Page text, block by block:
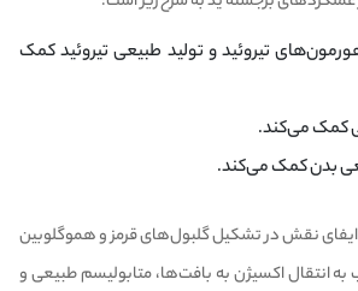
تیروئید و تولید طبیعی تیروئید کمک
کمک می‌کند.
بدن کمک می‌کند.
نقش در تشکیل گلبول‌های قرمز و هموگلوبین
انتقال اکسیژن به بافت‌ها، متابولیسم طبیعی و